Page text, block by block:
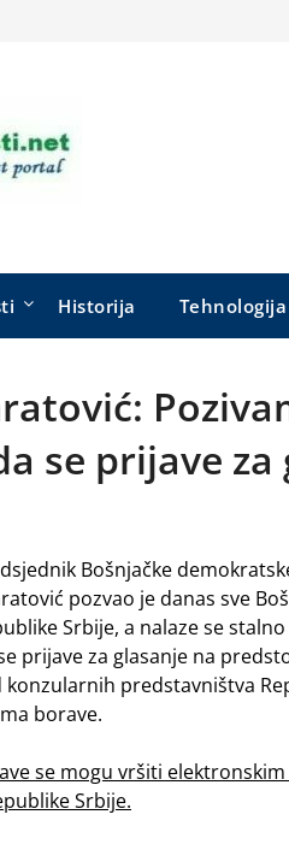
Historija Tehnologija
se prijave za
Bošnjačke
pozvao je danas sve
Srbije, a nalaze se
prijave za glasanje na
konzularnih predstavništva
borave.
se mogu vršiti
Srbije.